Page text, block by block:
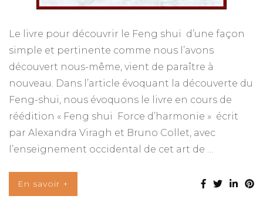
Le livre pour découvrir le Feng shui d’une façon
simple et pertinente comme nous l’avons
découvert nous-même, vient de paraître à
nouveau. Dans l’article évoquant la découverte du
Feng-shui, nous évoquons le livre en cours de
réédition « Feng shui Force d’harmonie » écrit
par Alexandra Viragh et Bruno Collet, avec
l’enseignement occidental de cet art de …
En savoir +